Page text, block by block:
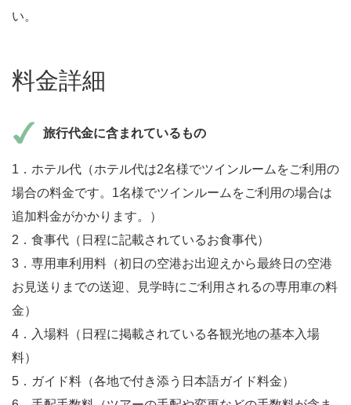
い。
料金詳細
旅行代金に含まれているもの
1．ホテル代（ホテル代は2名様でツインルームをご利用の
場合の料金です。1名様でツインルームをご利用の場合は
追加料金がかかります。）
2．食事代（日程に記載されているお食事代）
3．専用車利用料（初日の空港お出迎えから最終日の空港
お見送りまでの送迎、見学時にご利用されるの専用車の料
金）
4．入場料（日程に掲載されている各観光地の基本入場
料）
5．ガイド料（各地で付き添う日本語ガイド料金）